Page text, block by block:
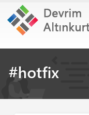
#hotfix